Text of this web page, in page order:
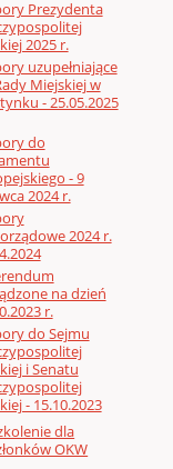
Prezydenta
2025 r.
uzupełniające
Miejskiej w
- 25.05.2025
do
- 9
2024 r.
2024 r.
na dzień
r.
do Sejmu
i Senatu
- 15.10.2023
dla
OKW